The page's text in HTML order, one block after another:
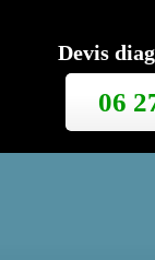
Devis
06